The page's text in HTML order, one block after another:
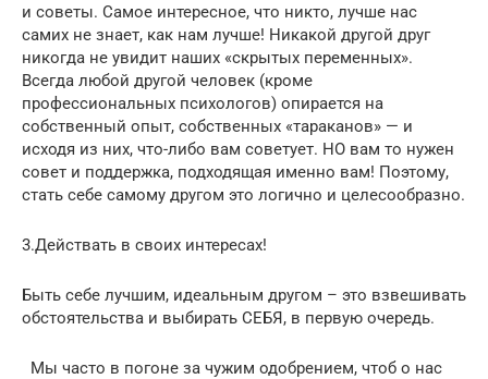
и советы. Самое интересное, что никто, лучше нас
самих не знает, как нам лучше! Никакой другой друг
никогда не увидит наших «скрытых переменных».
Всегда любой другой человек (кроме
профессиональных психологов) опирается на
собственный опыт, собственных «тараканов» — и
исходя из них, что-либо вам советует. НО вам то нужен
совет и поддержка, подходящая именно вам! Поэтому,
стать себе самому другом это логично и целесообразно.
3.Действать в своих интересах!
Быть себе лучшим, идеальным другом – это взвешивать
обстоятельства и выбирать СЕБЯ, в первую очередь.
Мы часто в погоне за чужим одобрением, чтоб о нас